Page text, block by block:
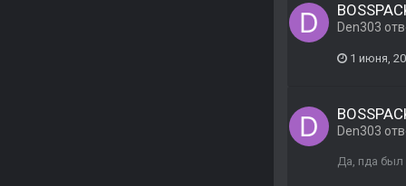
Den303
1 июня,
Den303
Да, пда был